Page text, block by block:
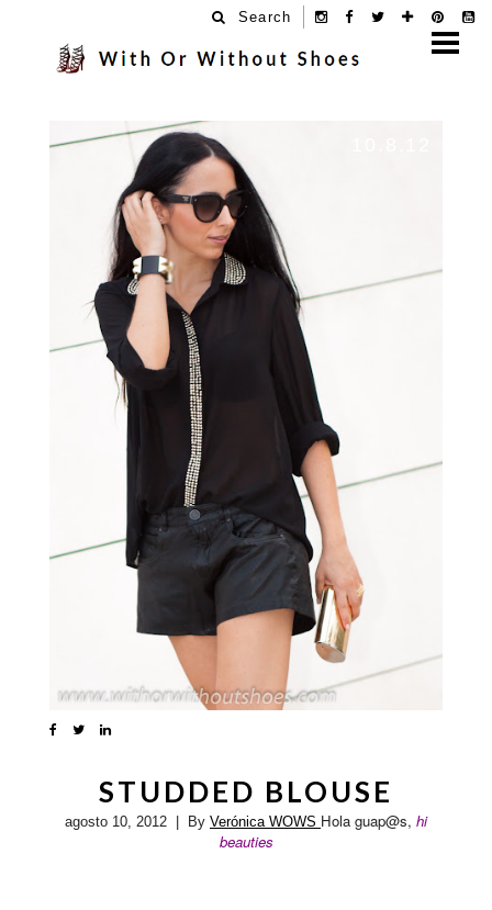
Search
STUDDED BLOUSE
agosto 10, 2012 | By Verónica WOWS Hola guap@s, hi
beauties